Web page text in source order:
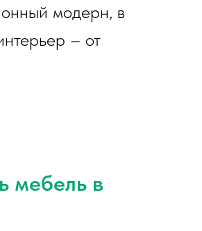
модерн, в
– от
мебель в